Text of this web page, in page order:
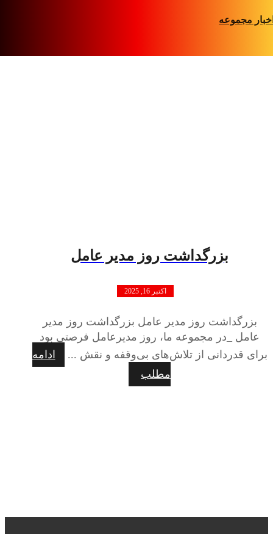
مجموعه
بزرگداشت روز مدیر عامل
اکتبر 16, 2025
بزرگداشت روز مدیر عامل بزرگداشت روز مدیر
عامل _در مجموعه ما، روز مدیرعامل فرصتی بود
برای قدردانی از تلاش‌های بی‌وقفه و نقش ...
ادامه
مطلب